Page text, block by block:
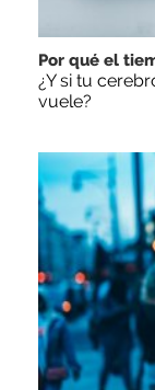
Por qué el
¿Y si tu
vuele?